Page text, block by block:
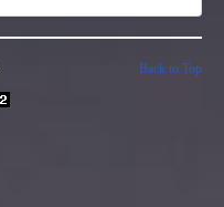
Back to Top